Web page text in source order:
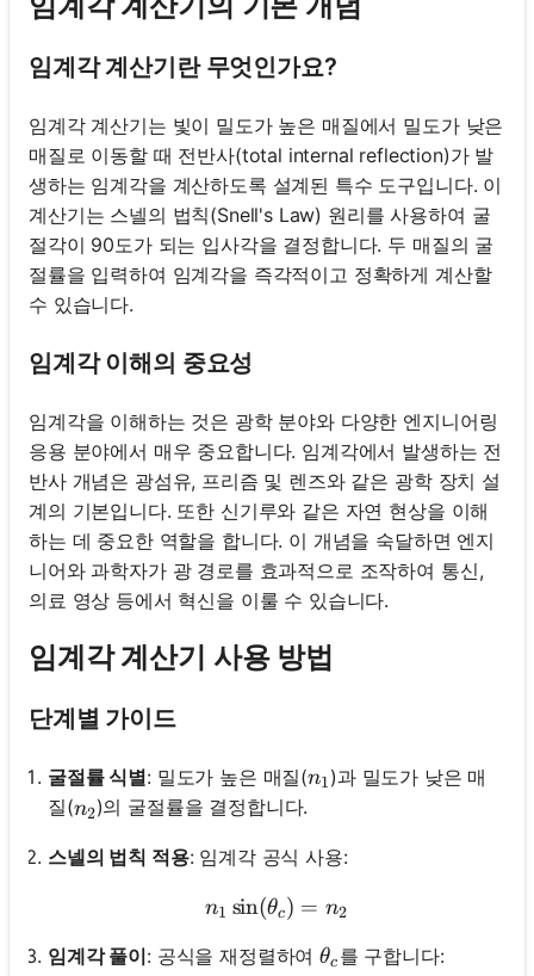
임계각 계산기란 무엇인가요?
임계각 계산기는 빛이 밀도가 높은 매질에서 밀도가 낮은
매질로 이동할 때 전반사(total internal reflection)가 발
생하는 임계각을 계산하도록 설계된 특수 도구입니다. 이
계산기는 스넬의 법칙(Snell's Law) 원리를 사용하여 굴
절각이 90도가 되는 입사각을 결정합니다. 두 매질의 굴
절률을 입력하여 임계각을 즉각적이고 정확하게 계산할
수 있습니다.
임계각 이해의 중요성
임계각을 이해하는 것은 광학 분야와 다양한 엔지니어링
응용 분야에서 매우 중요합니다. 임계각에서 발생하는 전
반사 개념은 광섬유, 프리즘 및 렌즈와 같은 광학 장치 설
계의 기본입니다. 또한 신기루와 같은 자연 현상을 이해
하는 데 중요한 역할을 합니다. 이 개념을 숙달하면 엔지
니어와 과학자가 광 경로를 효과적으로 조작하여 통신,
의료 영상 등에서 혁신을 이룰 수 있습니다.
임계각 계산기 사용 방법
단계별 가이드
굴절률 식별: 밀도가 높은 매질(n_1
n1)과 밀도가 낮은 매
질(n_2
n2)의 굴절률을 결정합니다.
스넬의 법칙 적용: 임계각 공식 사용:
n_1 \sin(\theta_c) = n_2
n1 sin(θc) = n2
임계각 풀이: 공식을 재정렬하여\theta_c
θc 를 구합니다: